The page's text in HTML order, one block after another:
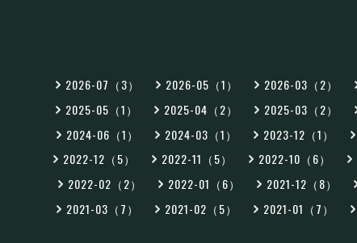
2026-07（3） 2026-05（1） 2026-03（2）
2025-05（1）
2025-04（2） 2025-03（2）
2024-06（1）
2024-03（1） 2023-12（1）
2022-12（5）
2022-11（5） 2022-10（6）
2022-02（2）
2022-01（6） 2021-12（8）
2021-03（7）
2021-02（5） 2021-01（7）